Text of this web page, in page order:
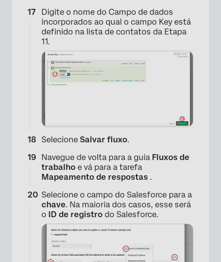
×
×
Digite o nome do Campo de dados
incorporados ao qual o campo Key está
definido na lista de contatos da Etapa
11.
Selecione Salvar fluxo.
Navegue de volta para a guia Fluxos de
trabalho e vá para a tarefa
Mapeamento de respostas .
Selecione o campo do Salesforce para a
chave. Na maioria dos casos, esse será
o ID de registro do Salesforce.